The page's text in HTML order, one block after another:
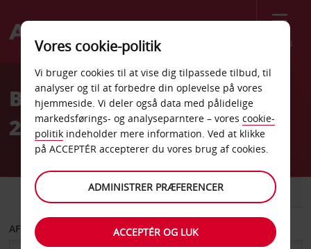
Menu
Welcome
AvisBilleje Shanghai Centrum
2988 Zhangyang Road
VAREVOGN
AFHENT FRA
Vores cookie-politik
Vi bruger cookies til at vise dig tilpassede tilbud, til
analyser og til at forbedre din oplevelse på vores
hjemmeside. Vi deler også data med pålidelige
markedsførings- og analyseparntere – vores cookie-
politik indeholder mere information. Ved at klikke
på ACCEPTÉR accepterer du vores brug af cookies.
ADMINISTRER PRÆFERENCER
ACCEPTÉR OG LUK